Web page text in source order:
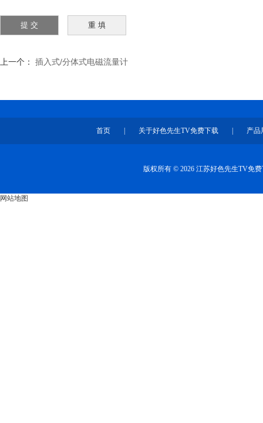
上一个： 插入式/分体式电磁流量计
首页 关于好色先生TV免费下载 产品
版权所有 © 2026 江苏好色先生TV免
网站地图